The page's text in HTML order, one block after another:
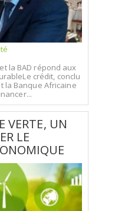
la BAD répond aux
crédit, conclu
la Banque Africaine
VERTE, UN
LE